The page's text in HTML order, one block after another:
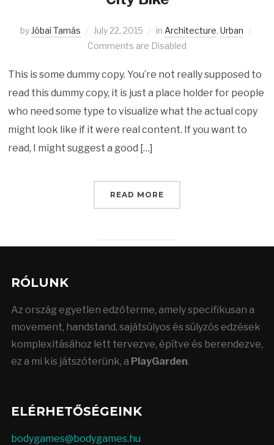
by Jóbai Tamás July 22, 2015 in Architecture, Urban
Comments are Disabled
This is some dummy copy. You’re not really supposed to
read this dummy copy, it is just a place holder for people
who need some type to visualize what the actual copy
might look like if it were real content. If you want to
read, I might suggest a good […]
READ MORE
RÓLUNK
Az ország egyetlen edzőterme, amely specifikusan a
movement, handstand, sajátsúlyos és súlyzós edzések
komplexitásához lett tervezve, építve és berendezve,
ez a mi kis játszóterünk, a PlayGarden.
ELÉRHETŐSÉGEINK
bodygames@bodygames.hu